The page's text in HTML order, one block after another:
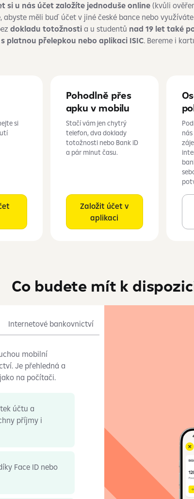
si u nás účet založíte jednoduše online(kvůli
abyste měli buď účet v jiné české bance nebo využíváte
dokladu totožnostia u studentů nad 19 let také
platnou přelepkou nebo aplikaci ISIC. Bereme i
si
Pohodlně přes
apku v mobilu
Stačí vám jen chytrý
telefon, dva doklady
totožnosti nebo Bank iD
a pár minut času.
Založit účet v
aplikaci
Co budete mít k
Internetové bankovnictví
mobilní
Je přehledná a
na počítači.
účtu a
příjmy i
Face ID nebo